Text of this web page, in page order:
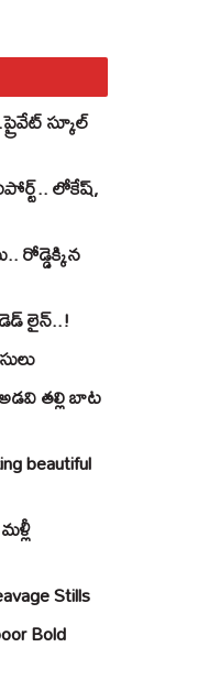
స్కూల్‌
లోకేష్‌,
రోడ్డెక్కిన
లైన్‌..!
తల్లి బాట
beautiful
Stills
Bold